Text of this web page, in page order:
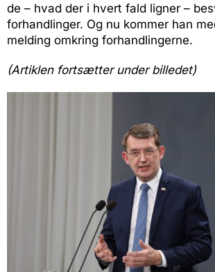
de – hvad der i hvert fald ligner –
forhandlinger. Og nu kommer han
melding omkring forhandlingerne.
(Artiklen fortsætter under billedet)